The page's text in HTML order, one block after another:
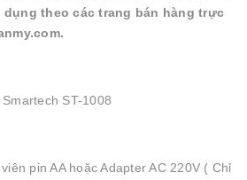
theo các trang bán hàng trực
ST-1008
pin AA hoặc Adapter AC 220V ( Chỉ